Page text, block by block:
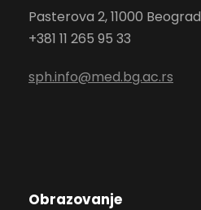
Pasterova 2, 11000 Beograd
+381 11 265 95 33
sph.info@med.bg.ac.rs
Obrazovanje